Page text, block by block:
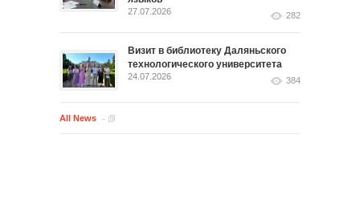
27.07.2026 282
Визит в библиотеку Даляньского
технологического университета
24.07.2026 384
All News